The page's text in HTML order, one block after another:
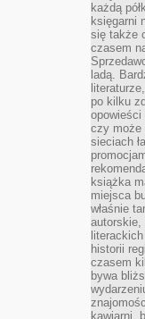
każdą
księgarni
się także
czasem
ladą.
po kilku
opowieści
czy może
sieciach
książka
miejsca
właśnie
autorskie,
historii
czasem
bywa
kawiarni,